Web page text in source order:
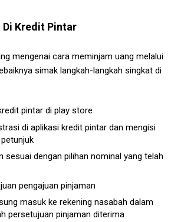
Di Kredit Pintar
mengenai cara meminjam uang melalui
simak langkah-langkah singkat di
pintar di play store
di aplikasi kredit pintar dan mengisi
sesuai dengan pilihan nominal yang telah
pengajuan pinjaman
masuk ke rekening nasabah dalam
persetujuan pinjaman diterima